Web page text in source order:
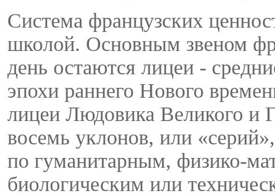
Система французских
школой. Основным звеном
день остаются лицеи -
эпохи раннего Нового
лицеи Людовика Великого и
восемь уклонов, или
по гуманитарным, физико-
биологическим или